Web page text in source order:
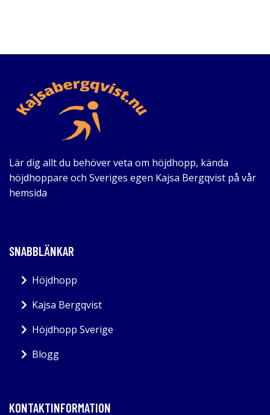
Lär dig allt du behöver veta om höjdhopp, kända
höjdhoppare och Sveriges egen Kajsa Bergqvist på vår
hemsida
SNABBLÄNKAR
Höjdhopp
Kajsa Bergqvist
Höjdhopp Sverige
Blogg
KONTAKTINFORMATION